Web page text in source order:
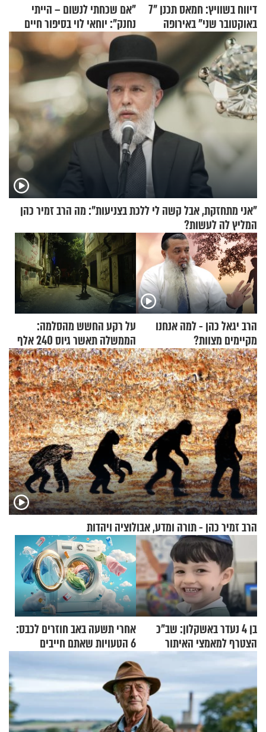
דיווח בשוויץ: חמאס תכנן "7
באוקטובר שני" באירופה
"אם שכחתי לנשום – הייתי
נחנק": יוחאי לוי בסיפור חיים
מעורר השראה
"אני מתחזקת, אבל קשה לי ללכת בצניעות": מה הרב זמיר כהן
המליץ לה לעשות?
הרב יגאל כהן - למה אנחנו
מקיימים מצוות?
על רקע החשש מהסלמה:
הממשלה תאשר גיוס 240 אלף
אנשי מילואים
הרב זמיר כהן - תורה ומדע, אבולוציה ויהדות
בן 4 נעדר באשקלון: שב"כ
הצטרף למאמצי האיתור
אחרי תשעה באב חוזרים לכבס:
6 הטעויות שאתם חייבים
להפסיק לעשות